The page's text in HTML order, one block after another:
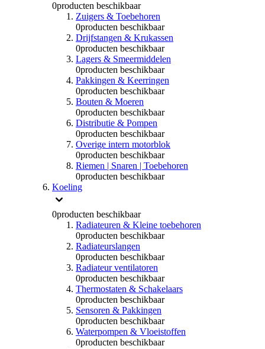
0producten beschikbaar
Zuigers & Toebehoren
0producten beschikbaar
Drijfstangen & Krukassen
0producten beschikbaar
Lagers & Smeermiddelen
0producten beschikbaar
Pakkingen & Keerringen
0producten beschikbaar
Bouten & Moeren
0producten beschikbaar
Distributie & Pompen
0producten beschikbaar
Overige intern motorblok
0producten beschikbaar
Riemen | Snaren | Toebehoren
0producten beschikbaar
Koeling
0producten beschikbaar
Radiateuren & Kleine toebehoren
0producten beschikbaar
Radiateurslangen
0producten beschikbaar
Radiateur ventilatoren
0producten beschikbaar
Thermostaten & Schakelaars
0producten beschikbaar
Sensoren & Pakkingen
0producten beschikbaar
Waterpompen & Vloeistoffen
0producten beschikbaar